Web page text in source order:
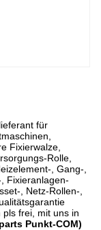
für
Fixierwalze,
Rolle,
, Gang-,
Fixieranlagen-
, Netz-Rollen-,
frei, mit uns in
Punkt-COM)